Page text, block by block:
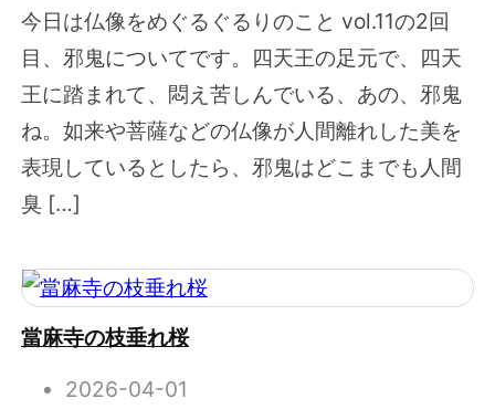
今日は仏像をめぐるぐるりのこと vol.11の2回
目、邪鬼についてです。四天王の足元で、四天
王に踏まれて、悶え苦しんでいる、あの、邪鬼
ね。如来や菩薩などの仏像が人間離れした美を
表現しているとしたら、邪鬼はどこまでも人間
臭 […]
當麻寺の枝垂れ桜
2026-04-01